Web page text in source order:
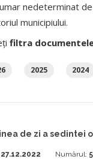
nedeterminat
municipiului.
filtra
2025 2024
de zi a sedintei
27.12.2022 Numărul: